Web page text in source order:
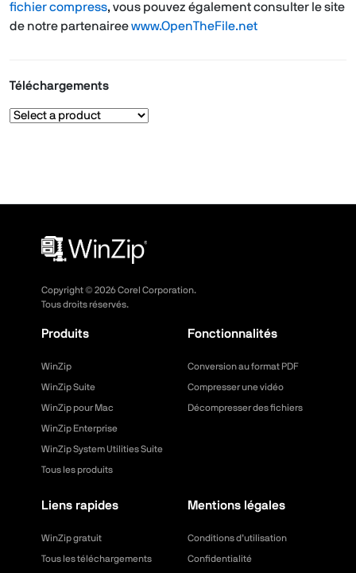
fichier compress, vous pouvez également consulter le site
de notre partenaireewww.OpenTheFile.net
Téléchargements
Copyright © 2026Corel Corporation.
Tous droits réservés.
Produits
WinZip
WinZip Suite
WinZip pour Mac
WinZip Enterprise
WinZip System Utilities Suite
Tous les produits
Fonctionnalités
Conversion au format PDF
Compresser une vidéo
Décompresser des fichiers
Liens rapides
WinZip gratuit
Tous les téléchargements
Mentions légales
Conditions d’utilisation
Confidentialité